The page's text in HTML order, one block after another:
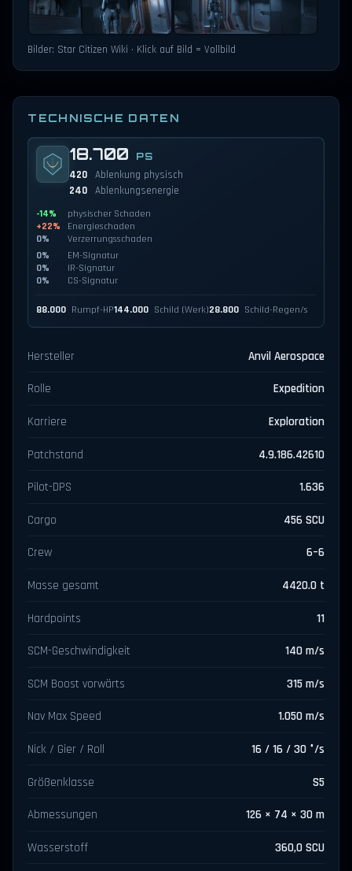
Bilder: Star Citizen Wiki · Klick auf Bild = Vollbild
TECHNISCHE DATEN
18.700 PS
420 Ablenkung physisch
240 Ablenkungsenergie
-14%
physischer Schaden
+22%
Energieschaden
0%
Verzerrungsschaden
0%
EM-Signatur
0%
IR-Signatur
0%
CS-Signatur
88.000 Rumpf-HP144.000 Schild (Werk)28.800 Schild-Regen/s
Hersteller Anvil Aerospace
Rolle Expedition
Karriere Exploration
Patchstand 4.9.186.42610
Pilot-DPS 1.636
Cargo 456 SCU
Crew 6–6
Masse gesamt 4420.0 t
Hardpoints 11
SCM-Geschwindigkeit 140 m/s
SCM Boost vorwärts 315 m/s
Nav Max Speed 1.050 m/s
Nick / Gier / Roll 16 / 16 / 30 °/s
Größenklasse S5
Abmessungen 126 × 74 × 30 m
Wasserstoff 360,0 SCU